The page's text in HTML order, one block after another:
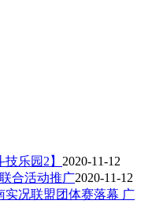
乐园2】 2020-11-12
合活动推广2020-11-12
实况联盟团体赛落幕 广